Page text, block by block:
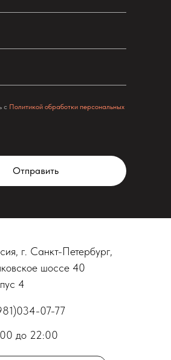
с Политикой обработки персональных
Отправить
07-77
до 22:00
г. Санкт-Петербург,
шоссе 40
4